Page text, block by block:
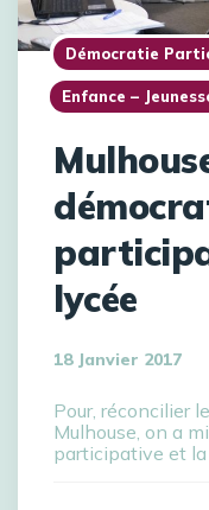
Démocratie
Enfance –
lycée
18 Janvier 2017
Pour, réconcilier
Mulhouse, on a
participative et